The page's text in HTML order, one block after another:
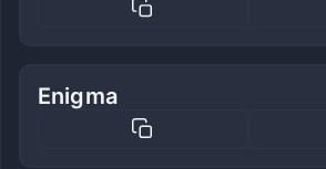
Enigma